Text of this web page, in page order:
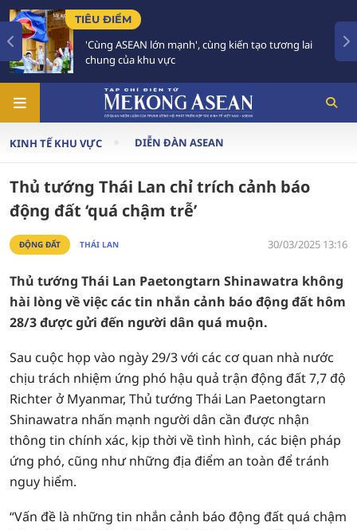
cùng kiến tạo tương lai
59 năm ASEAN: Giữ
KINH TẾ KHU VỰC DIỄN ĐÀN ASEAN
Thủ tướng Thái Lan chỉ trích cảnh báo
động đất ‘quá chậm trễ’
ĐỘNG ĐẤT THÁI LAN 30/03/2025 13:16
Thủ tướng Thái Lan Paetongtarn Shinawatra không
hài lòng về việc các tin nhắn cảnh báo động đất hôm
28/3 được gửi đến người dân quá muộn.
Sau cuộc họp vào ngày 29/3 với các cơ quan nhà nước
chịu trách nhiệm ứng phó hậu quả trận động đất 7,7 độ
Richter ở Myanmar, Thủ tướng Thái Lan Paetongtarn
Shinawatra nhấn mạnh người dân cần được nhận
thông tin chính xác, kịp thời về tình hình, các biện pháp
ứng phó, cũng như những địa điểm an toàn để tránh
nguy hiểm.
“Vấn đề là những tin nhắn cảnh báo động đất quá chậm